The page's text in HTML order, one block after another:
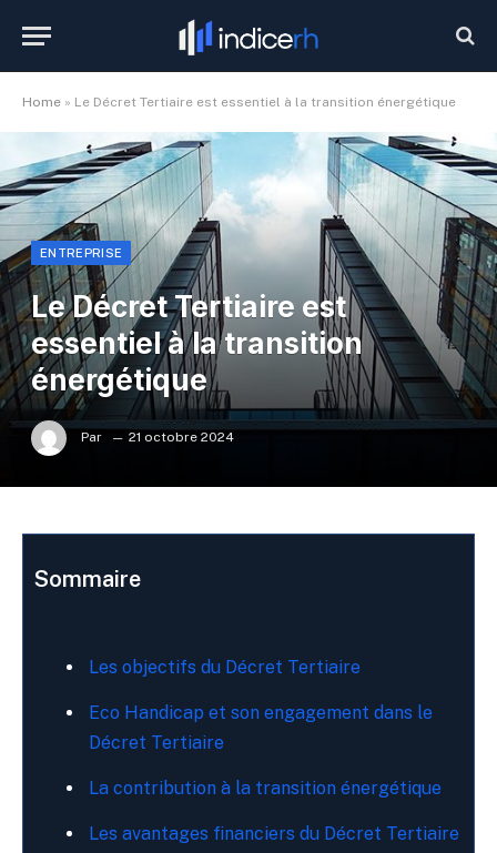
Home » Le Décret Tertiaire est essentiel à la transition énergétique
ENTREPRISE
Le Décret Tertiaire est
essentiel à la transition
énergétique
Par 21 octobre 2024
Sommaire
Les objectifs du Décret Tertiaire
Eco Handicap et son engagement dans le
Décret Tertiaire
La contribution à la transition énergétique
Les avantages financiers du Décret Tertiaire